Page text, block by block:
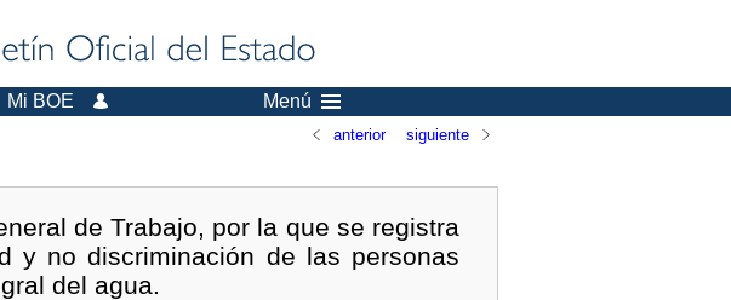
Mi BOE Menú
anterior siguiente
de Trabajo, por la que se registra
y no discriminación de las personas
del agua.